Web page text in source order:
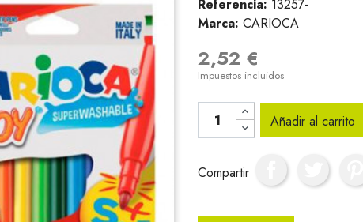
Referencia: 13257-
Marca: CARIOCA
2,52 €
Impuestos incluidos
Añadir al carrito
Compartir